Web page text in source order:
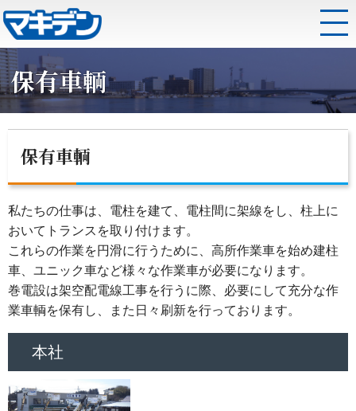
保有車輌
保有車輌
私たちの仕事は、電柱を建て、電柱間に架線をし、柱上に
おいてトランスを取り付けます。
これらの作業を円滑に行うために、高所作業車を始め建柱
車、ユニック車など様々な作業車が必要になります。
巻電設は架空配電線工事を行うに際、必要にして充分な作
業車輌を保有し、また日々刷新を行っております。
本社